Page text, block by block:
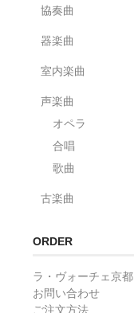
協奏曲
器楽曲
室内楽曲
声楽曲
オペラ
合唱
歌曲
古楽曲
ORDER
ラ・ヴォーチェ京都
お問い合わせ
ご注文方法